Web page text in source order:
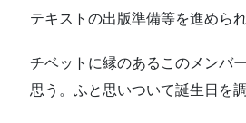
テキストの出版準備等を進めら
チベットに縁のあるこのメンバ
思う。ふと思いついて誕生日を